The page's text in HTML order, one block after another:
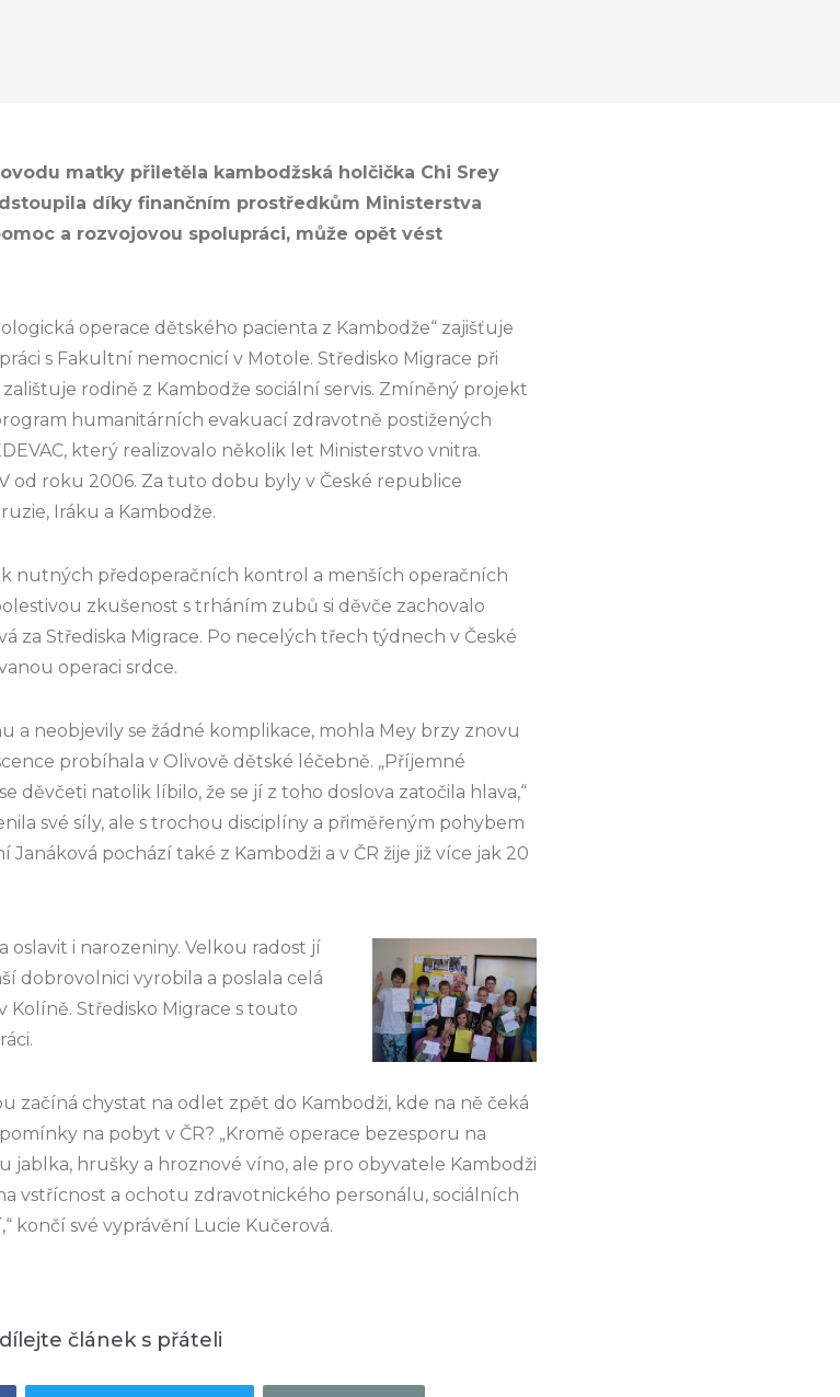
matky přiletěla kambodžská holčička Chi Srey
díky finančním prostředkům Ministerstva
a rozvojovou spolupráci, může opět vést
operace dětského pacienta z Kambodže“ zajišťuje
s Fakultní nemocnicí v Motole. Středisko Migrace při
zalištuje rodině z Kambodže sociální servis. Zmíněný projekt
humanitárních evakuací zdravotně postižených
který realizovalo několik let Ministerstvo vnitra.
od roku 2006. Za tuto dobu byly v České republice
Iráku a Kambodže.
nutných předoperačních kontrol a menších operačních
zkušenost s trháním zubů si děvče zachovalo
za Střediska Migrace. Po necelých třech týdnech v České
operaci srdce.
a neobjevily se žádné komplikace, mohla Mey brzy znovu
probíhala v Olivově dětské léčebně. „Příjemné
děvčeti natolik líbilo, že se jí z toho doslova zatočila hlava,“
své síly, ale s trochou disciplíny a přiměřeným pohybem
pochází také z Kambodži a v ČR žije již více jak 20
i narozeniny. Velkou radost jí
dobrovolnici vyrobila a poslala celá
Kolíně. Středisko Migrace s touto
začíná chystat na odlet zpět do Kambodži, kde na ně čeká
na pobyt v ČR? „Kromě operace bezesporu na
jablka, hrušky a hroznové víno, ale pro obyvatele Kambodži
vstřícnost a ochotu zdravotnického personálu, sociálních
končí své vyprávění Lucie Kučerová.
článek s přáteli